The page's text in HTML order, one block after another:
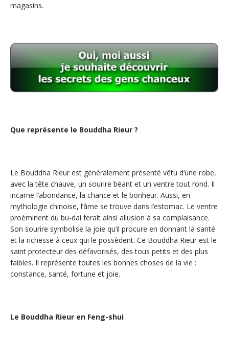
magasins.
Que représente le Bouddha Rieur ?
Le Bouddha Rieur est généralement présenté vêtu d’une robe,
avec la tête chauve, un sourire béant et un ventre tout rond. Il
incarne l’abondance, la chance et le bonheur. Aussi, en
mythologie chinoise, l’âme se trouve dans l’estomac. Le ventre
proéminent du bu-dai ferait ainsi allusion à sa complaisance.
Son sourire symbolise la joie qu’il procure en donnant la santé
et la richesse à ceux qui le possèdent. Ce Bouddha Rieur est le
saint protecteur des défavorisés, des tous petits et des plus
faibles. Il représente toutes les bonnes choses de la vie :
constance, santé, fortune et joie.
Le Bouddha Rieur en Feng-shui